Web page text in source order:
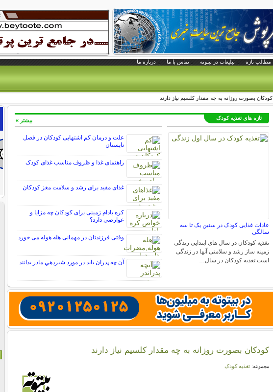
مطالب تازه تبلیغات در بیتوته تماس با ما درباره ما
کودکان بصورت روزانه به چه مقدار کلسیم نیاز دارند
تازه های تغذیه کودک
عادات غذایی کودک در سنین یک تا سه
سالگی
تغذیه کودکان در سال های ابتدایی زندگی
زمینه ساز رشد و سلامتی آنها در زندگی
است تغذیه کودکان در سال…
علت و درمان کم اشتهایی کودکان در فصل
تابستان
راهنمای غذا و ظروف مناسب غذای کودک
غذای مفید برای رشد و سلامت مغز کودکان
کره بادام زمینی برای کودکان چه مزایا و
عوارضی دارد؟
وقتی فرزندتان در مهمانی هله هوله می خورد
آن چه پدران بايد در مورد شيردهي مادر بدانند
بیشتر »
کودکان بصورت روزانه به چه مقدار کلسیم نیاز دارند
مجموعه:تغذیه کودک